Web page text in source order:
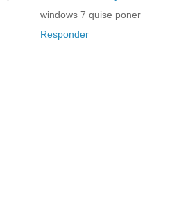
windows 7 quise poner
Responder